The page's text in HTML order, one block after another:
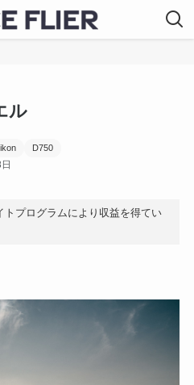
ル
D750
プログラムにより収益を得てい